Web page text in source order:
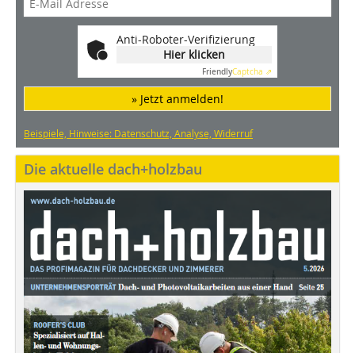
Anti-Roboter-Verifizierung
Hier klicken
FriendlyCaptcha ⇗
» Jetzt anmelden!
Beispiele, Hinweise: Datenschutz, Analyse, Widerruf
Die aktuelle dach+holzbau